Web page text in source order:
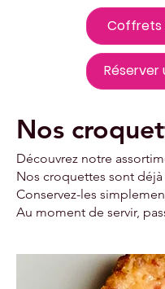
Coffrets
Nos
Découvrez notre
Nos croquettes sont
Conservez-les